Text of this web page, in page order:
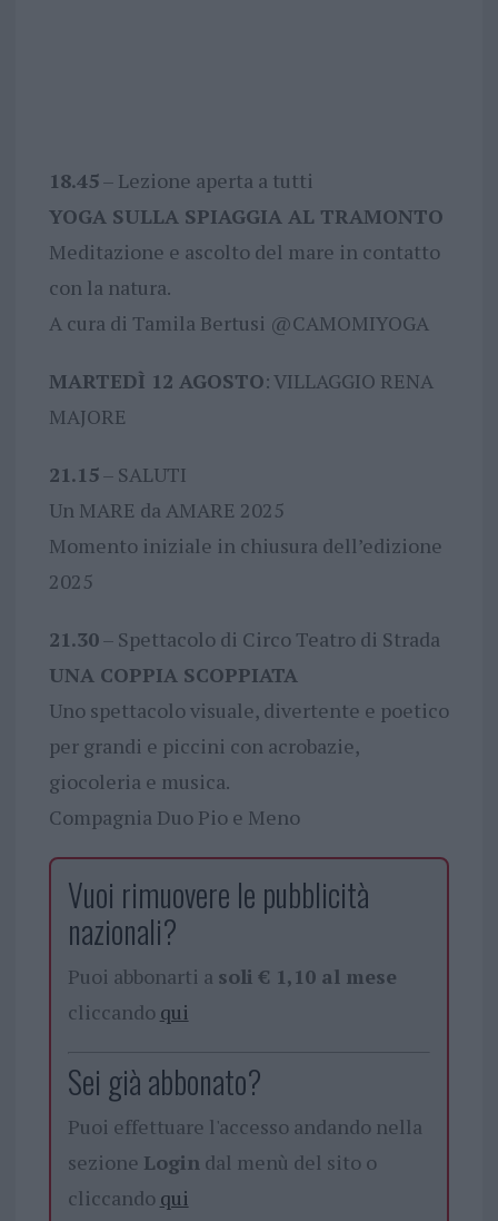
18.45– Lezione aperta a tutti
YOGA SULLA SPIAGGIA AL TRAMONTO
Meditazione e ascolto del mare in contatto
con la natura.
A cura di Tamila Bertusi @CAMOMIYOGA
MARTEDÌ 12 AGOSTO: VILLAGGIO RENA
MAJORE
21.15– SALUTI
Un MARE da AMARE 2025
Momento iniziale in chiusura dell’edizione
2025
21.30– Spettacolo di Circo Teatro di Strada
UNA COPPIA SCOPPIATA
Uno spettacolo visuale, divertente e poetico
per grandi e piccini con acrobazie,
giocoleria e musica.
Compagnia Duo Pio e Meno
Vuoi rimuovere le pubblicità
nazionali?
Puoi abbonarti a soli € 1,10 al mese
cliccando qui
Sei già abbonato?
Puoi effettuare l'accesso andando nella
sezione Logindal menù del sito o
cliccando qui